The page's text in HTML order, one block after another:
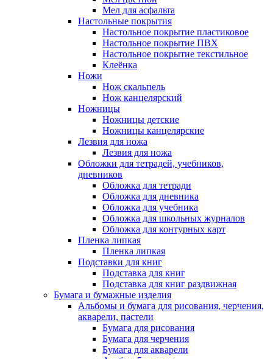
Мел для асфальта
Настольные покрытия
Настольное покрытие пластиковое
Настольное покрытие ПВХ
Настольное покрытие текстильное
Клеёнка
Ножи
Нож скальпель
Нож канцелярский
Ножницы
Ножницы детские
Ножницы канцелярские
Лезвия для ножа
Лезвия для ножа
Обложки для тетрадей, учебников,
дневников
Обложка для тетради
Обложка для дневника
Обложка для учебника
Обложка для школьных журналов
Обложка для контурных карт
Пленка липкая
Пленка липкая
Подставки для книг
Подставка для книг
Подставка для книг раздвижная
Бумага и бумажные изделия
Альбомы и бумага для рисования, черчения,
акварели, пастели
Бумага для рисования
Бумага для черчения
Бумага для акварели